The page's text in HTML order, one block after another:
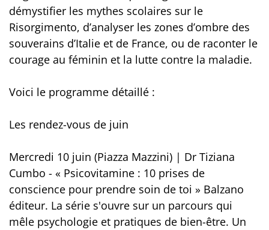
démystifier les mythes scolaires sur le
Risorgimento, d’analyser les zones d’ombre des
souverains d’Italie et de France, ou de raconter le
courage au féminin et la lutte contre la maladie.
Voici le programme détaillé :
Les rendez-vous de juin
Mercredi 10 juin (Piazza Mazzini) | Dr Tiziana
Cumbo - « Psicovitamine : 10 prises de
conscience pour prendre soin de toi » Balzano
éditeur. La série s'ouvre sur un parcours qui
mêle psychologie et pratiques de bien-être. Un